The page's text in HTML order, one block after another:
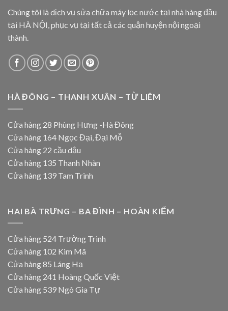
Chúng tôi là dịch vụ sửa chữa máy lọc nước tại nhà hàng đầu
tại HÀ NỘI, phục vụ tại tất cả các quận huyện nội ngoại
thành.
HÀ ĐÔNG – THANH XUÂN – TỪ LIÊM
Cửa hàng 28 Phùng Hưng -Hà Đông
Cửa hàng 164 Ngọc Đại, Đại Mỗ
Cửa hàng 22 cầu dậu
Cửa hàng 135 Thanh Nhàn
Cửa hàng 139 Tam Trinh
HAI BÀ TRƯNG – BA ĐÌNH – HOÀN KIẾM
Cửa hàng 524 Trường Trinh
Cửa hàng 102 Kim Mã
Cửa hàng 85 Láng Hạ
Cửa hàng 241 Hoàng Quốc Việt
Cửa hàng 539 Ngô Gia Tự